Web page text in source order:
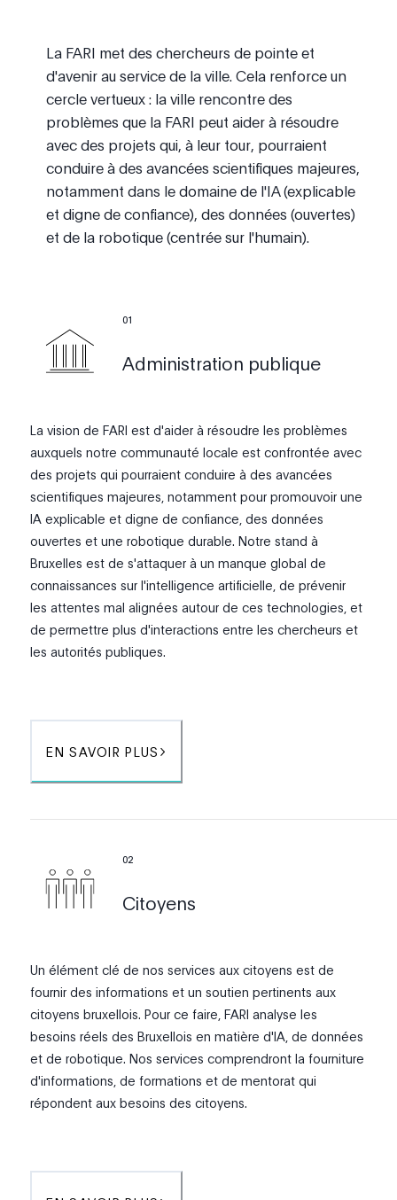
La FARI met des chercheurs de pointe et
d'avenir au service de la ville. Cela renforce un
cercle vertueux : la ville rencontre des
problèmes que la FARI peut aider à résoudre
avec des projets qui, à leur tour, pourraient
conduire à des avancées scientifiques majeures,
notamment dans le domaine de l'IA (explicable
et digne de confiance), des données (ouvertes)
et de la robotique (centrée sur l'humain).
01
Administration publique
La vision de FARI est d'aider à résoudre les problèmes
auxquels notre communauté locale est confrontée avec
des projets qui pourraient conduire à des avancées
scientifiques majeures, notamment pour promouvoir une
IA explicable et digne de confiance, des données
ouvertes et une robotique durable. Notre stand à
Bruxelles est de s'attaquer à un manque global de
connaissances sur l'intelligence artificielle, de prévenir
les attentes mal alignées autour de ces technologies, et
de permettre plus d'interactions entre les chercheurs et
les autorités publiques.
EN SAVOIR PLUS
02
Citoyens
Un élément clé de nos services aux citoyens est de
fournir des informations et un soutien pertinents aux
citoyens bruxellois. Pour ce faire, FARI analyse les
besoins réels des Bruxellois en matière d'IA, de données
et de robotique. Nos services comprendront la fourniture
d'informations, de formations et de mentorat qui
répondent aux besoins des citoyens.